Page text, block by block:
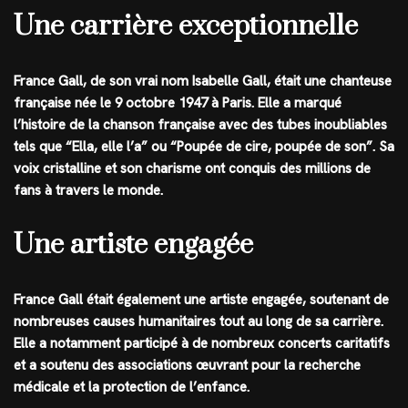
Une carrière exceptionnelle
France Gall, de son vrai nom Isabelle Gall, était une chanteuse
française née le 9 octobre 1947 à Paris. Elle a marqué
l’histoire de la chanson française avec des tubes inoubliables
tels que “Ella, elle l’a” ou “Poupée de cire, poupée de son”. Sa
voix cristalline et son charisme ont conquis des millions de
fans à travers le monde.
Une artiste engagée
France Gall était également une artiste engagée, soutenant de
nombreuses causes humanitaires tout au long de sa carrière.
Elle a notamment participé à de nombreux concerts caritatifs
et a soutenu des associations œuvrant pour la recherche
médicale et la protection de l’enfance.